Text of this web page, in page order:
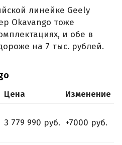
линейке Geely
Okavango тоже
и обе в
на 7 тыс. рублей.
Цена
Изменение
3 779 990 руб. +7000 руб.